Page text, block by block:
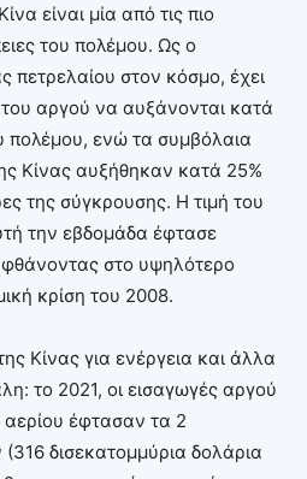
είναι μία από τις πιο
του πολέμου. Ως ο
πετρελαίου στον κόσμο, έχει
του αργού να αυξάνονται κατά
πολέμου, ενώ τα συμβόλαια
Κίνας αυξήθηκαν κατά 25%
της σύγκρουσης. Η τιμή του
την εβδομάδα έφτασε
στο υψηλότερο
κρίση του 2008.
Κίνας για ενέργεια και άλλα
το 2021, οι εισαγωγές αργού
αερίου έφτασαν τα 2
δισεκατομμύρια δολάρια